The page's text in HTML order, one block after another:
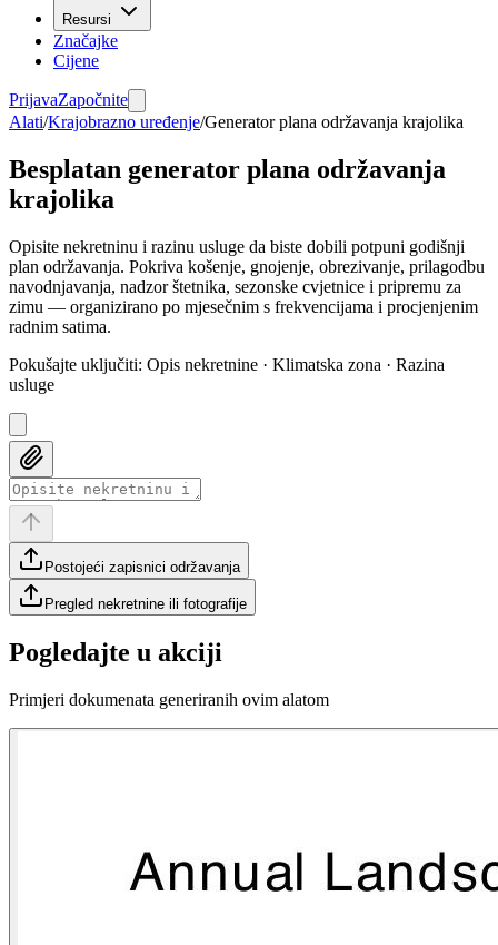
Resursi
Značajke
Cijene
PrijavaZapočnite
Alati/Krajobrazno uređenje/Generator plana održavanja krajolika
Besplatan generator plana održavanja
krajolika
Opisite nekretninu i razinu usluge da biste dobili potpuni godišnji
plan održavanja. Pokriva košenje, gnojenje, obrezivanje, prilagodbu
navodnjavanja, nadzor štetnika, sezonske cvjetnice i pripremu za
zimu — organizirano po mjesečnim s frekvencijama i procjenjenim
radnim satima.
Pokušajte uključiti: Opis nekretnine · Klimatska zona · Razina
usluge
Postojeći zapisnici održavanja
Pregled nekretnine ili fotografije
Pogledajte u akciji
Primjeri dokumenata generiranih ovim alatom